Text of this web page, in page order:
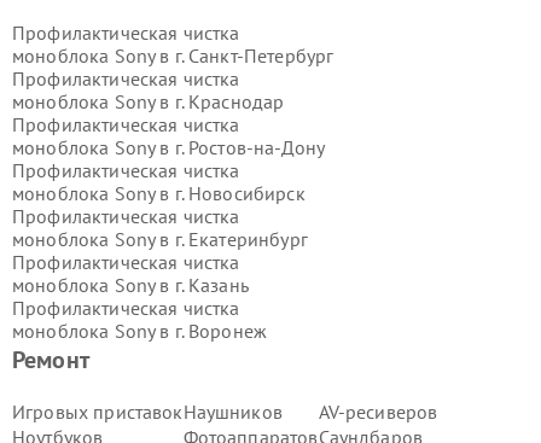
Ремонт
Игровых приставок
Ноутбуков
Наушников
Фотоаппаратов
AV-ресиверов
Саундбаров
Профилактическая чистка
моноблока Sony в г. Санкт-Петербург
Профилактическая чистка
моноблока Sony в г. Краснодар
Профилактическая чистка
моноблока Sony в г. Ростов-на-Дону
Профилактическая чистка
моноблока Sony в г. Новосибирск
Профилактическая чистка
моноблока Sony в г. Екатеринбург
Профилактическая чистка
моноблока Sony в г. Казань
Профилактическая чистка
моноблока Sony в г. Воронеж
Профилактическая чистка
моноблока Sony в г.
моноблока Sony в г. Самара